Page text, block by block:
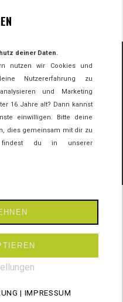
ROLLEN BRINGEN
made by media allgäu
deiner Daten.
nutzen wir Cookies und
Nutzererfahrung zu
und Marketing
16 Jahre alt? Dann kannst
einwilligen. Bitte deine
dies gemeinsam mit dir zu
findest du in unserer
| IMPRESSUM